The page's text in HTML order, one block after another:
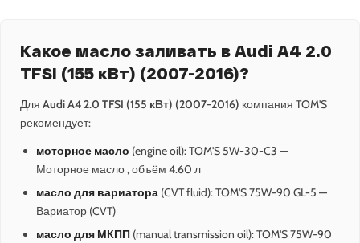
Какое масло заливать в Audi A4 2.0
TFSI (155 кВт) (2007-2016)?
Для Audi A4 2.0 TFSI (155 кВт) (2007-2016) компания TOM'S
рекомендует:
моторное масло (engine oil): TOM'S 5W-30-C3 —
Моторное масло , объём 4.60 л
масло для вариатора (CVT fluid): TOM'S 75W-90 GL-5 —
Вариатор (CVT)
масло для МКПП (manual transmission oil): TOM'S 75W-90